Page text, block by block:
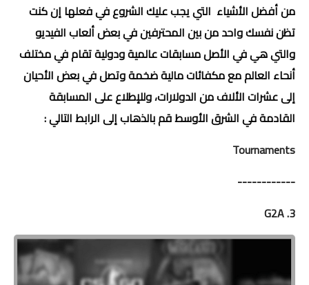
من أفضل الأشياء التي يجب عليك الشروع في فعلها إن كنت
تظن نفسك واحد من بين المحترفين في بعض ألعاب الفيديو
والتي هي في الأصل مسابقات عالمية ودولية تقام في مختلف
أنحاء العالم مع مكفائات مالية ضخمة وتصل في بعض الأحيان
إلى عشرات الألاف من الدولارات، وللإطلاع على المسابقة
القادمة في الشرق الأوسط قم بالذهاب إلى الرابط التالي :
Tournaments
------------
3. G2A